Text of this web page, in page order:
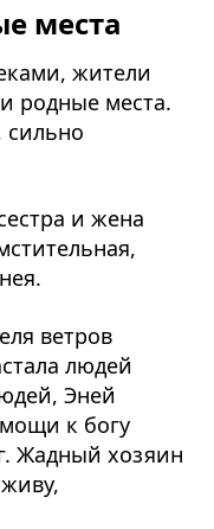
места
жители
родные места.
сильно
и жена
ветров
людей
Эней
к богу
Жадный хозяин